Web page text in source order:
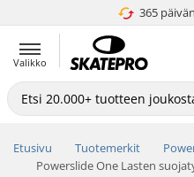
365
Valikko
Etusivu Tuotemerkit
Powerslide One Lasten